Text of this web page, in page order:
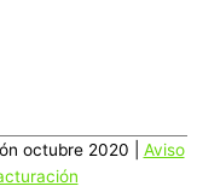
octubre 2020 | Aviso